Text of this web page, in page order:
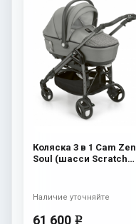
Коляска 3 в 1 Cam Zen
Soul (шасси Scratch
61 600 e
Наличие уточняйте